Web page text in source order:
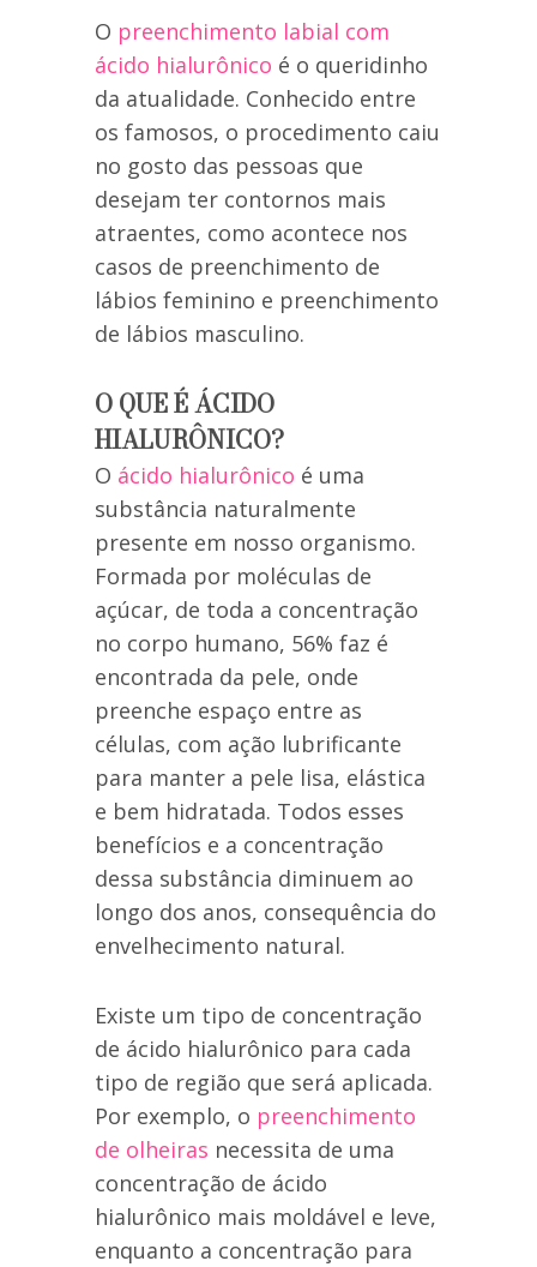
O preenchimento labial com
ácido hialurônico é o queridinho
da atualidade. Conhecido entre
os famosos, o procedimento caiu
no gosto das pessoas que
desejam ter contornos mais
atraentes, como acontece nos
casos de preenchimento de
lábios feminino e preenchimento
de lábios masculino.
O QUE É ÁCIDO
HIALURÔNICO?
O ácido hialurônico é uma
substância naturalmente
presente em nosso organismo.
Formada por moléculas de
açúcar, de toda a concentração
no corpo humano, 56% faz é
encontrada da pele, onde
preenche espaço entre as
células, com ação lubrificante
para manter a pele lisa, elástica
e bem hidratada. Todos esses
benefícios e a concentração
dessa substância diminuem ao
longo dos anos, consequência do
envelhecimento natural.
Existe um tipo de concentração
de ácido hialurônico para cada
tipo de região que será aplicada.
Por exemplo, o preenchimento
de olheiras necessita de uma
concentração de ácido
hialurônico mais moldável e leve,
enquanto a concentração para